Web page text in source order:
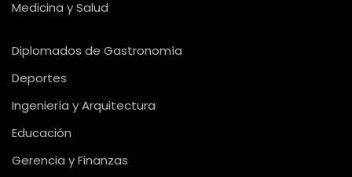
Medicina y Salud
Diplomados de Gastronomía
Deportes
Ingeniería y Arquitectura
Educación
Gerencia y Finanzas